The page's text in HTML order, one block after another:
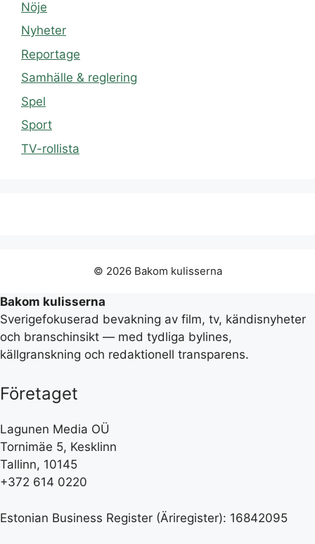
Nöje
Nyheter
Reportage
Samhälle & reglering
Spel
Sport
TV-rollista
© 2026 Bakom kulisserna
Bakom kulisserna
Sverigefokuserad bevakning av film, tv, kändisnyheter
och branschinsikt — med tydliga bylines,
källgranskning och redaktionell transparens.
Företaget
Lagunen Media OÜ
Tornimäe 5, Kesklinn
Tallinn, 10145
+372 614 0220
Estonian Business Register (Äriregister): 16842095